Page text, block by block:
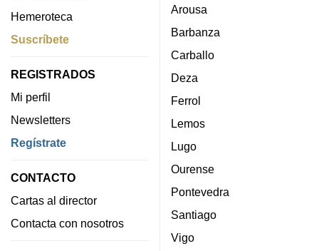
Hemeroteca
Suscríbete
REGISTRADOS
Mi perfil
Newsletters
Regístrate
CONTACTO
Cartas al director
Contacta con nosotros
Arousa
Barbanza
Carballo
Deza
Ferrol
Lemos
Lugo
Ourense
Pontevedra
Santiago
Vigo